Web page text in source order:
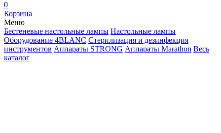
0
Корзина
Меню
Бестеневые настольные лампы Настольные лампы
Оборудование 4BLANC Стерилизация и дезинфекция
инструментов Аппараты STRONG Аппараты Marathon Весь
каталог